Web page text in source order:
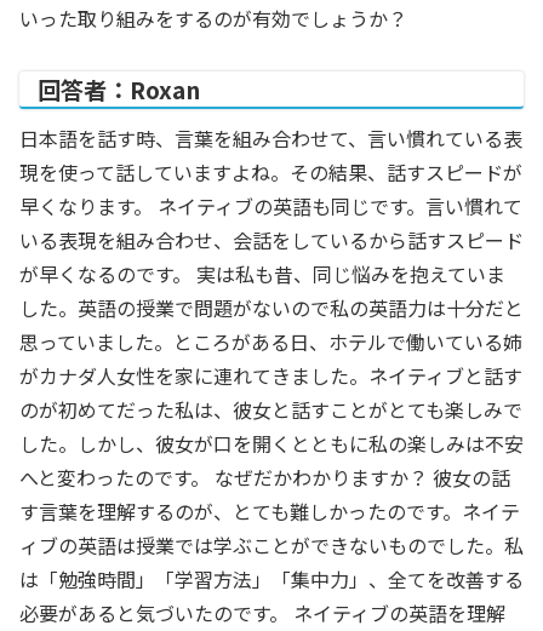
いった取り組みをするのが有効でしょうか？
回答者：Roxan
日本語を話す時、言葉を組み合わせて、言い慣れている表
現を使って話していますよね。その結果、話すスピードが
早くなります。 ネイティブの英語も同じです。言い慣れて
いる表現を組み合わせ、会話をしているから話すスピード
が早くなるのです。 実は私も昔、同じ悩みを抱えていま
した。英語の授業で問題がないので私の英語力は十分だと
思っていました。ところがある日、ホテルで働いている姉
がカナダ人女性を家に連れてきました。ネイティブと話す
のが初めてだった私は、彼女と話すことがとても楽しみで
した。しかし、彼女が口を開くとともに私の楽しみは不安
へと変わったのです。 なぜだかわかりますか？ 彼女の話
す言葉を理解するのが、とても難しかったのです。ネイテ
ィブの英語は授業では学ぶことができないものでした。私
は「勉強時間」「学習方法」「集中力」、全てを改善する
必要があると気づいたのです。 ネイティブの英語を理解